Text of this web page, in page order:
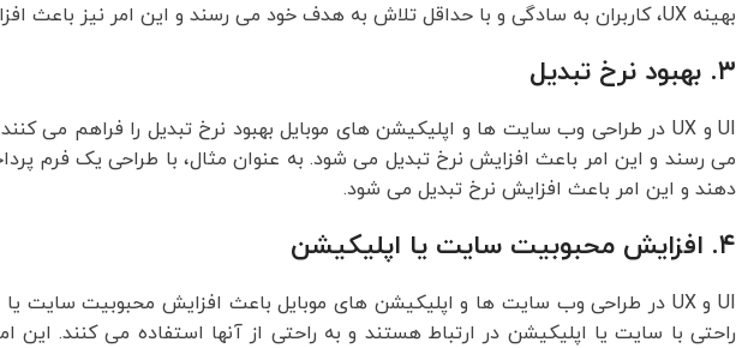
بهینه UX، کاربران به سادگی و با حداقل تلاش به هدف خود می رسند و این امر نیز باعث افزایش رضایت آنها می شود.
۳. بهبود نرخ تبدیل
می رسند و این امر باعث افزایش نرخ تبدیل می شود. به عنوان مثال، با طراحی یک فرم
دهند و این امر باعث افزایش نرخ تبدیل می شود.
۴. افزایش محبوبیت سایت یا اپلیکیشن
راحتی با سایت یا اپلیکیشن در ارتباط هستند و به راحتی از آنها استفاده می کنند.